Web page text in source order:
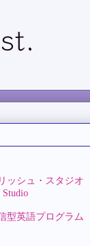
ッシュ・スタジオ
型英語プログラム